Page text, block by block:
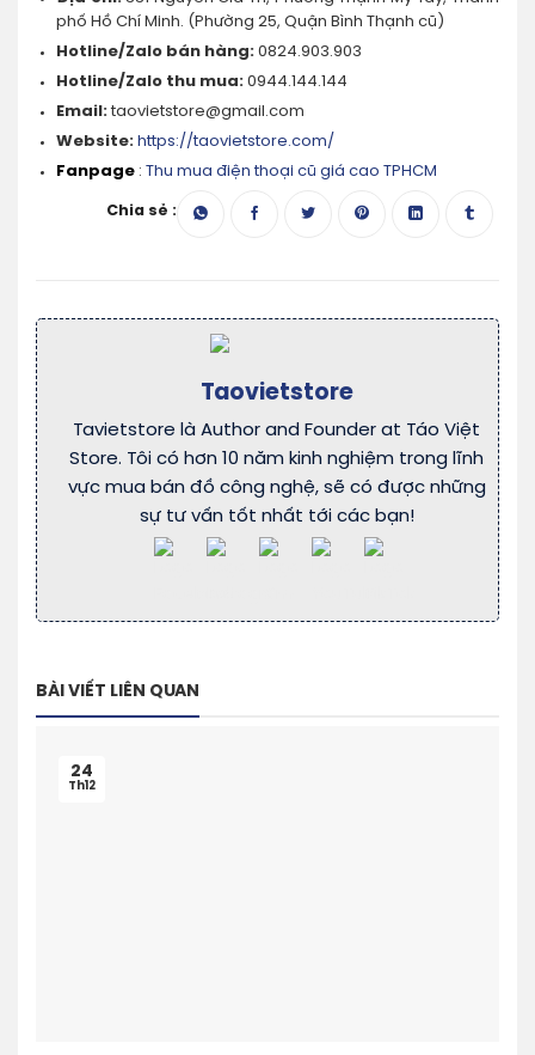
phố Hồ Chí Minh. (Phường 25, Quận Bình Thạnh cũ)
Hotline/Zalo bán hàng:0824.903.903
Hotline/Zalo thu mua:0944.144.144
Email:taovietstore@gmail.com
Website: https://taovietstore.com/
Fanpage : Thu mua điện thoại cũ giá cao TPHCM
Chia sẻ :
Taovietstore
Tavietstore là Author and Founder at Táo Việt
Store. Tôi có hơn 10 năm kinh nghiệm trong lĩnh
vực mua bán đồ công nghệ, sẽ có được những
sự tư vấn tốt nhất tới các bạn!
BÀI VIẾT LIÊN QUAN
24
Th12